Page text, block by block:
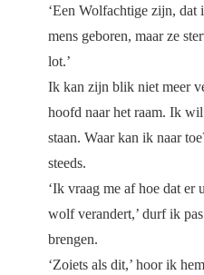
‘Een Wolfachtige zijn, dat
mens geboren, maar ze
lot.’
Ik kan zijn blik niet meer
hoofd naar het raam. Ik
staan. Waar kan ik naar
steeds.
‘Ik vraag me af hoe dat er
wolf verandert,’ durf ik
brengen.
‘Zoiets als dit,’ hoor ik